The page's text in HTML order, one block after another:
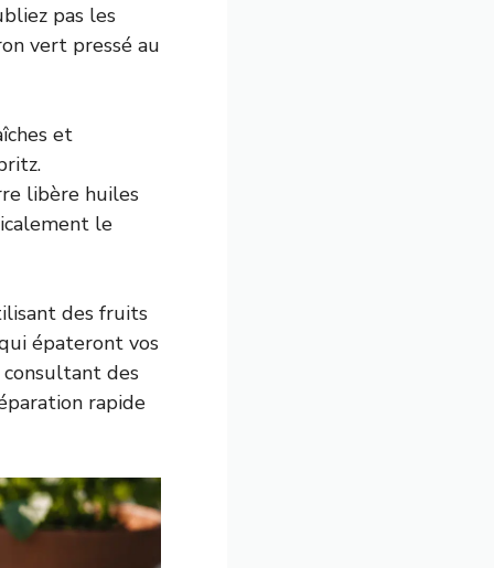
pas les
vert pressé au
et
libère huiles
le
des fruits
épateront vos
des
rapide